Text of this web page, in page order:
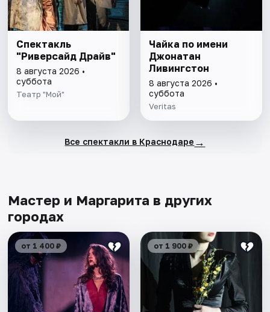
Спектакль
"Риверсайд Драйв"
8 августа 2026 •
суббота
Театр "Мой"
Чайка по имени
Джонатан
Ливингстон
8 августа 2026 •
суббота
Veritas
Все спектакли в Краснодаре →
Мастер и Маргарита в других
городах
от 1 400 ₽ от 1 900 ₽